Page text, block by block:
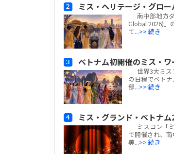
ミス・ヘリテージ・グロ
南中部地方
Global 2026)」
て...>> 続き
ベトナム初開催のミス・
世界3大ミス
の日程でベト
部...>> 続き
ミス・グランド・ベトナ
ミスコン「
で開催され、
美...>> 続き